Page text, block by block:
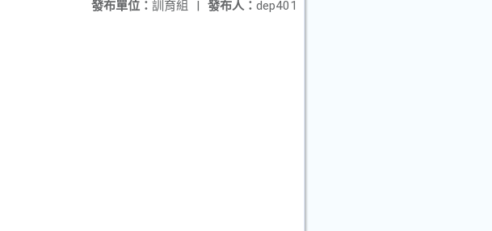
發布人： dep401
發布單位： 訓育組 |